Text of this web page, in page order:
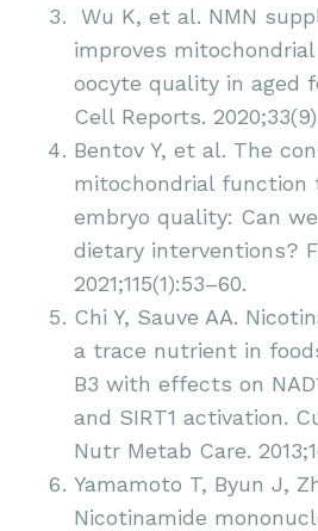
Wu K, et al. NMN
improves
oocyte quality in aged
Cell Reports.
Bentov Y, et al. The
mitochondrial function
embryo quality: Can
dietary interventions?
2021;115(1):53–60.
Chi Y, Sauve AA.
a trace nutrient in
B3 with effects on
and SIRT1 activation.
Nutr Metab Care.
Yamamoto T, Byun J,
Nicotinamide